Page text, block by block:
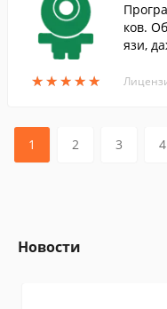
★★★★★
★★★★★
ков.
язи,
1 2 3 4
Новости